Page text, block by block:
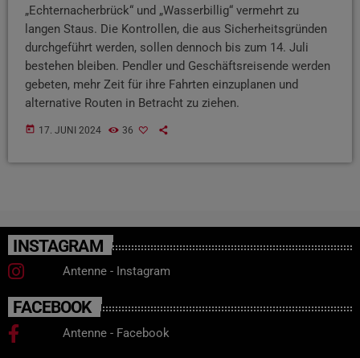
„Echternacherbrück“ und „Wasserbillig“ vermehrt zu
langen Staus. Die Kontrollen, die aus Sicherheitsgründen
durchgeführt werden, sollen dennoch bis zum 14. Juli
bestehen bleiben. Pendler und Geschäftsreisende werden
gebeten, mehr Zeit für ihre Fahrten einzuplanen und
alternative Routen in Betracht zu ziehen.
today 17. JUNI 2024 36
INSTAGRAM
Antenne - Instagram
FACEBOOK
Antenne - Facebook